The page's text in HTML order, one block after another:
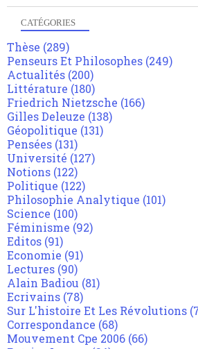
CATÉGORIES
Thèse (289)
Penseurs Et Philosophes (249)
Actualités (200)
Littérature (180)
Friedrich Nietzsche (166)
Gilles Deleuze (138)
Géopolitique (131)
Pensées (131)
Université (127)
Notions (122)
Politique (122)
Philosophie Analytique (101)
Science (100)
Féminisme (92)
Editos (91)
Economie (91)
Lectures (90)
Alain Badiou (81)
Ecrivains (78)
Sur L'histoire Et Les Révolutions
Correspondance (68)
Mouvement Cpe 2006 (66)